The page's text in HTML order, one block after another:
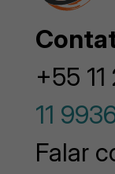
+55
11
Falar